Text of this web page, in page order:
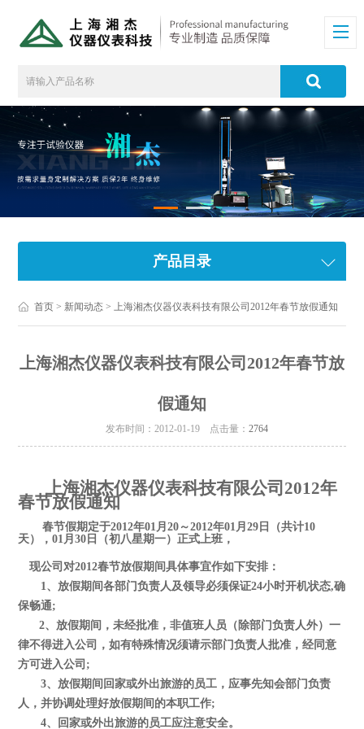
产品目录
首页 > 新闻动态 > 上海湘杰仪器仪表科技有限公司2012年春节放假通知
上海湘杰仪器仪表科技有限公司2012年春节放
假通知
发布时间：2012-01-19 点击量： 2764
上海湘杰仪器仪表科技有限公司2012年
春节放假通知
春节假期定于2012年01月20～2012年01月29日（共计10
天），01月30日（初八星期一）正式上班，
现公司对2012春节放假期间具体事宜作如下安排：
1、放假期间各部门负责人及领导必须保证24小时开机状态,确
保畅通;
2、放假期间，未经批准，非值班人员（除部门负责人外）一
律不得进入公司，如有特殊情况须请示部门负责人批准，经同意
方可进入公司;
3、放假期间回家或外出旅游的员工，应事先知会部门负责
人，并协调处理好放假期间的本职工作;
4、回家或外出旅游的员工应注意安全。